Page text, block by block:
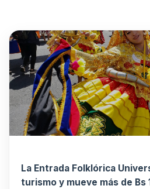
La Entrada Folklórica
turismo y mueve más de Bs